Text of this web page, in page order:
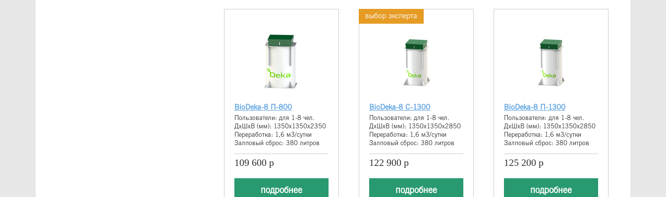
BioDeka-8 П-800
Пользователи: для 1-8 чел.
ДхШхВ (мм): 1350х1350х2350
Переработка: 1,6 м3/сутки
Залповый сброс: 380 литров
109 600 р
подробнее
выбор эксперта
BioDeka-8 С-1300
Пользователи: для 1-8 чел.
ДхШхВ (мм): 1350х1350х2850
Переработка: 1,6 м3/сутки
Залповый сброс: 380 литров
122 900 р
подробнее
BioDeka-8 П-1300
Пользователи: для 1-8 чел.
ДхШхВ (мм): 1350х1350х2850
Переработка: 1,6 м3/сутки
Залповый сброс: 380 литров
125 200 р
подробнее